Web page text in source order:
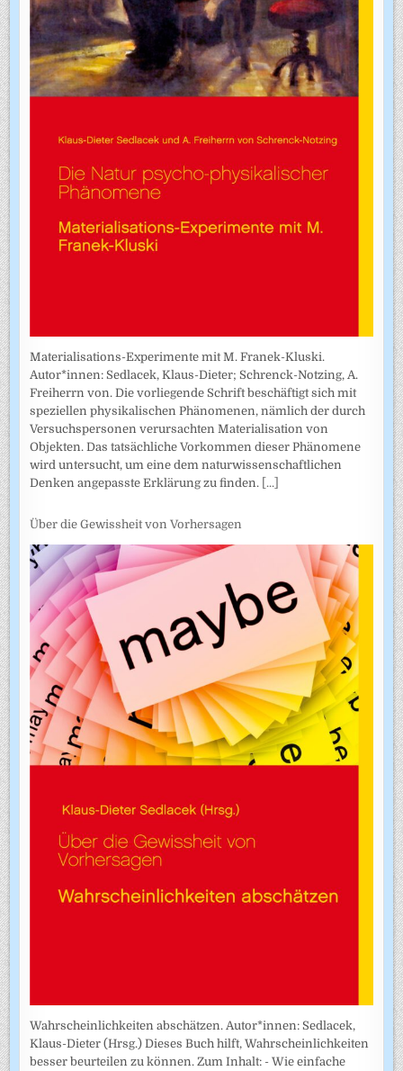
Materialisations-Experimente mit M. Franek-Kluski.
Autor*innen: Sedlacek, Klaus-Dieter; Schrenck-Notzing, A.
Freiherrn von. Die vorliegende Schrift beschäftigt sich mit
speziellen physikalischen Phänomenen, nämlich der durch
Versuchspersonen verursachten Materialisation von
Objekten. Das tatsächliche Vorkommen dieser Phänomene
wird untersucht, um eine dem naturwissenschaftlichen
Denken angepasste Erklärung zu finden. [...]
Über die Gewissheit von Vorhersagen
Wahrscheinlichkeiten abschätzen. Autor*innen: Sedlacek,
Klaus-Dieter (Hrsg.) Dieses Buch hilft, Wahrscheinlichkeiten
besser beurteilen zu können. Zum Inhalt: - Wie einfache